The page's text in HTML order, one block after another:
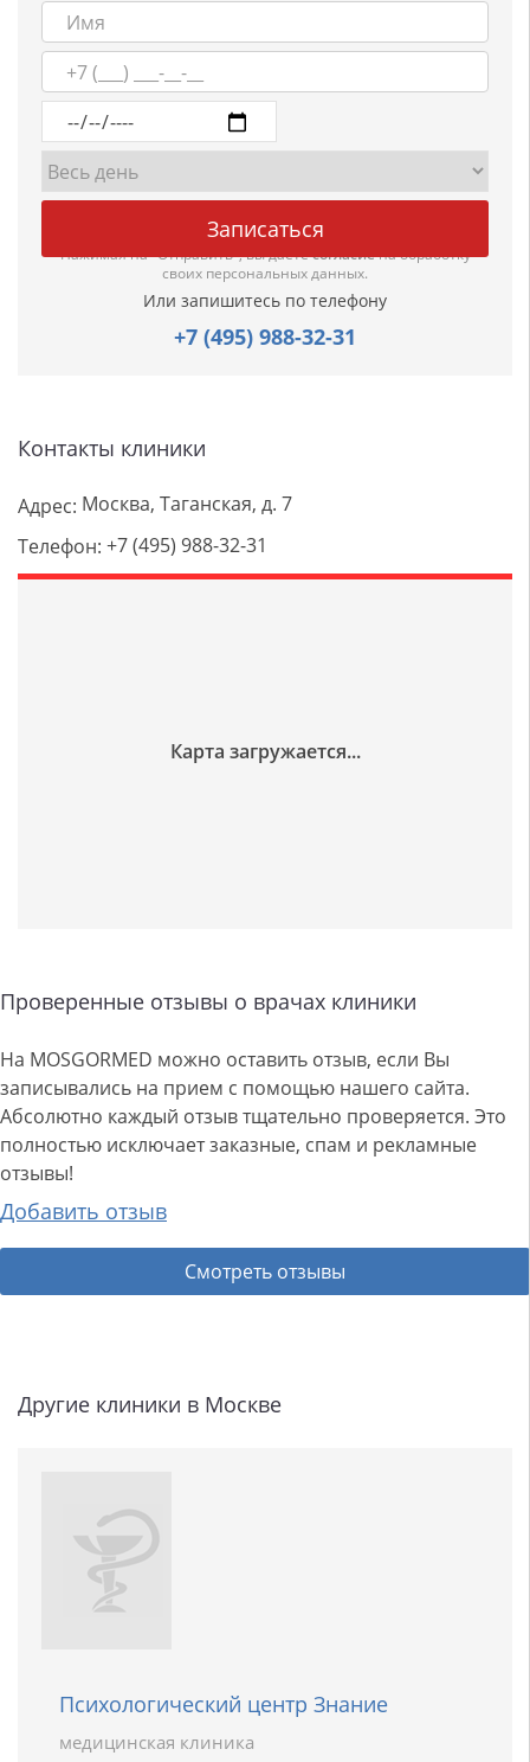
Нажимая на "Отправить", вы даетесогласиена обработку
своих персональных данных.
Или запишитесь по телефону
+7 (495) 988-32-31
Контакты клиники
Адрес: Москва, Таганская, д. 7
Телефон: +7 (495) 988-32-31
Проверенные отзывы о врачах клиники
На MOSGORMED можно оставить отзыв, если Вы
записывались на прием с помощью нашего сайта.
Абсолютно каждый отзыв тщательно проверяется. Это
полностью исключает заказные, спам и рекламные
отзывы!
Добавить отзыв
Смотреть отзывы
Другие клиники в Москве
Психологический центр Знание
медицинская клиника